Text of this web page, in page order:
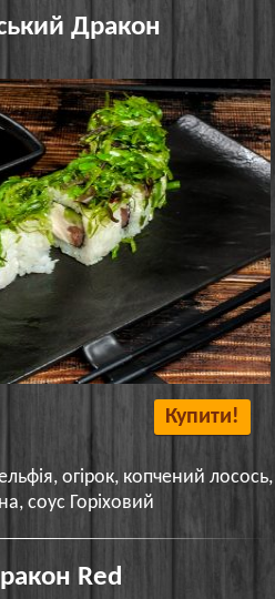
Дракон
Купити!
огірок, копчений лосось,
соус Горіховий
Red